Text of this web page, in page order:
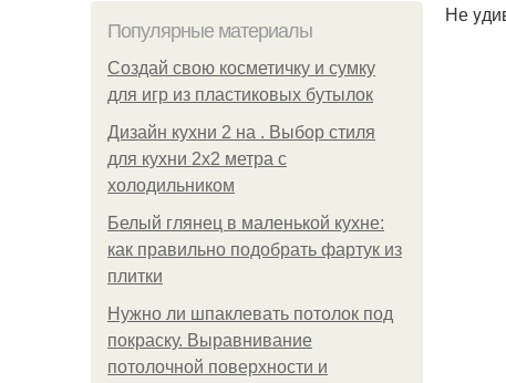
Популярные материалы
Создай свою косметичку и сумку
для игр из пластиковых бутылок
Дизайн кухни 2 на . Выбор стиля
для кухни 2х2 метра с
холодильником
Белый глянец в маленькой кухне:
как правильно подобрать фартук из
плитки
Нужно ли шпаклевать потолок под
покраску. Выравнивание
потолочной поверхности и
Не